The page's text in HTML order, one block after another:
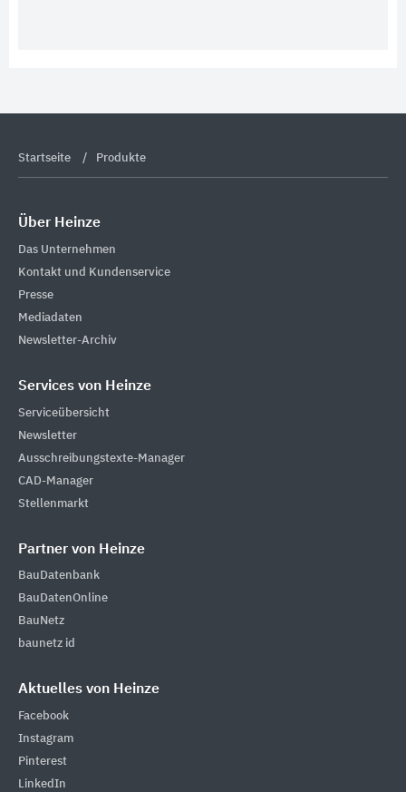
Startseite Produkte
Über Heinze
Das Unternehmen
Kontakt und Kundenservice
Presse
Mediadaten
Newsletter-Archiv
Services von Heinze
Serviceübersicht
Newsletter
Ausschreibungstexte-Manager
CAD-Manager
Stellenmarkt
Partner von Heinze
BauDatenbank
BauDatenOnline
BauNetz
baunetz id
Aktuelles von Heinze
Facebook
Instagram
Pinterest
LinkedIn